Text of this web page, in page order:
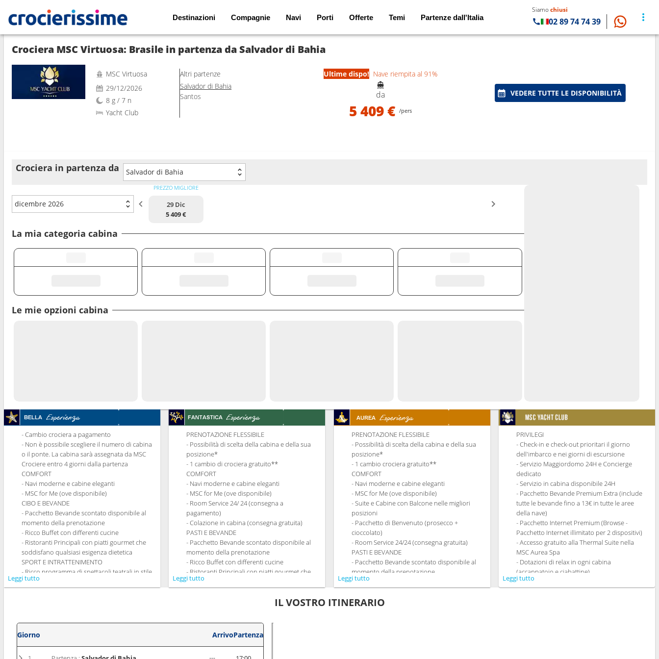
Destinazioni Compagnie Navi Porti Offerte Temi Partenze dall'Italia
Siamochiusi
02 89 74 74 39
Mostra le altre 76 foto
Crociera MSC Virtuosa: Brasile in partenza da Salvador di Bahia
MSC Virtuosa
29/12/2026
8 g / 7 n
Yacht Club
Altri partenze
Salvador di Bahia
Santos
Ultime dispo! Nave riempita al 91%
da
5 409 € /pers
VEDERE TUTTE LE DISPONIBILITÀ
Crociera in partenza da Salvador di Bahia
dicembre 2026
PREZZO MIGLIORE
29 Dic
5 409 €
La mia categoria cabina
Le mie opzioni cabina
- Cambio crociera a pagamento
- Non è possibile scegliere il numero di cabina
o il ponte. La cabina sarà assegnata da MSC
Crociere entro 4 giorni dalla partenza
COMFORT
- Navi moderne e cabine eleganti
- MSC for Me (ove disponibile)
CIBO E BEVANDE
- Pacchetto Bevande scontato disponibile al
momento della prenotazione
- Ricco Buffet con differenti cucine
- Ristoranti Principali con piatti gourmet che
soddisfano qualsiasi esigenza dietetica
SPORT E INTRATTENIMENTO
- Ricco programma di spettacoli teatrali in stile
Broadway
panoramica
- Attività di intrattenimento per adulti e
bambini
Leggi tutto
PRENOTAZIONE FLESSIBILE
- Possibilità di scelta della cabina e della sua
posizione*
- 1 cambio di crociera gratuito**
COMFORT
- Navi moderne e cabine eleganti
- MSC for Me (ove disponibile)
- Room Service 24/ 24 (consegna a
pagamento)
- Colazione in cabina (consegna gratuita)
PASTI E BEVANDE
- Pacchetto Bevande scontato disponibile al
momento della prenotazione
- Ricco Buffet con differenti cucine
- Ristoranti Principali con piatti gourmet che
soddisfano qualsiasi esigenza dietetica.
- Possibilità di richiedere il turno preferito per
la cena (soggetto a disponibilità)
Tematici prepagato dedicato
SPORT E INTRATTENIMENTO
- Ricco programma di spettacoli teatrali in stile
Leggi tutto
PRENOTAZIONE FLESSIBILE
- Possibilità di scelta della cabina e della sua
posizione*
- 1 cambio crociera gratuito**
COMFORT
- Navi moderne e cabine eleganti
- MSC for Me (ove disponibile)
- Suite e Cabine con Balcone nelle migliori
posizioni
- Pacchetto di Benvenuto (prosecco +
cioccolato)
- Room Service 24/24 (consegna gratuita)
PASTI E BEVANDE
- Pacchetto Bevande scontato disponibile al
momento della prenotazione
- Ricco Buffet con differenti cucine
- Ristoranti Principali con piatti gourmet che
soddisfano qualsiasi esigenza dietetica
Leggi tutto
PRIVILEGI
- Check-in e check-out prioritari il giorno
dell'imbarco e nei giorni di escursione
- Servizio Maggiordomo 24H e Concierge
dedicato
- Servizio in cabina disponibile 24H
- Pacchetto Bevande Premium Extra (include
tutte le bevande fino a 13€ in tutte le aree
della nave)
- Pacchetto Internet Premium (Browse -
Pacchetto Internet illimitato per 2 dispositivi)
- Accesso gratuito alla Thermal Suite nella
MSC Aurea Spa
- Dotazioni di relax in ogni cabina
(accappatoio e ciabattine)
- Ampia gamma di cuscini da scegliere
Leggi tutto
IL VOSTRO ITINERARIO
Giorno ArrivoPartenza